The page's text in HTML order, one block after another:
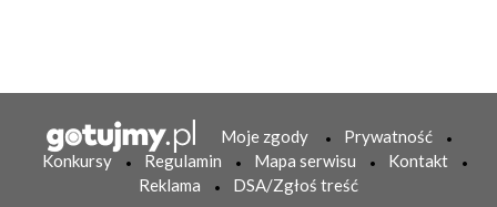
Moje zgody
Prywatność
Konkursy
Regulamin Mapa serwisu
Kontakt
Reklama
DSA/Zgłoś treść